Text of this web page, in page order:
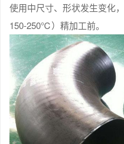
使用中尺寸、形状发生变化
150-250℃）精加工前。